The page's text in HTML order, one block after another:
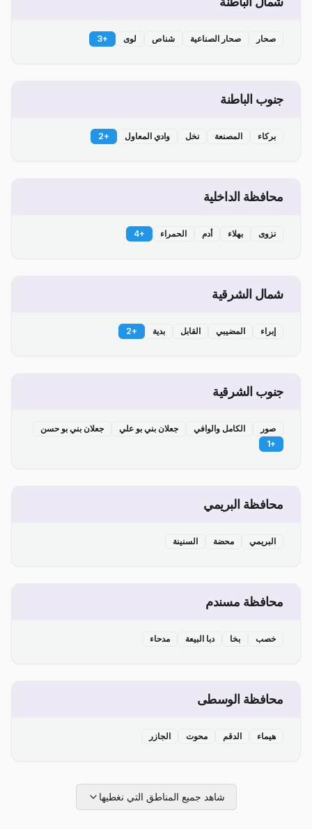
صحار صحار الصناعية شناص لوى +
3
جنوب الباطنة
بركاء المصنعة نخل وادي المعاول +
2
محافظة الداخلية
نزوى بهلاء أدم الحمراء +
4
شمال الشرقية
إبراء المضيبي القابل بدية +
2
جنوب الشرقية
صور الكامل والوافي جعلان بني بو علي
جعلان بني بو حسن
+
1
محافظة البريمي
البريمي محضة السنينة
محافظة مسندم
خصب بخا دبا البيعة مدحاء
محافظة الوسطى
هيماء الدقم محوت الجازر
شاهد جميع المناطق التي نغطيها